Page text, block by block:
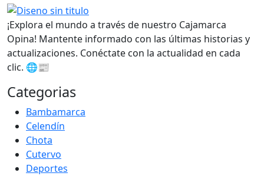
¡Explora el mundo a través de nuestro Cajamarca
Opina! Mantente informado con las últimas historias y
actualizaciones. Conéctate con la actualidad en cada
clic. 🌐📰
Categorias
Bambamarca
Celendín
Chota
Cutervo
Deportes